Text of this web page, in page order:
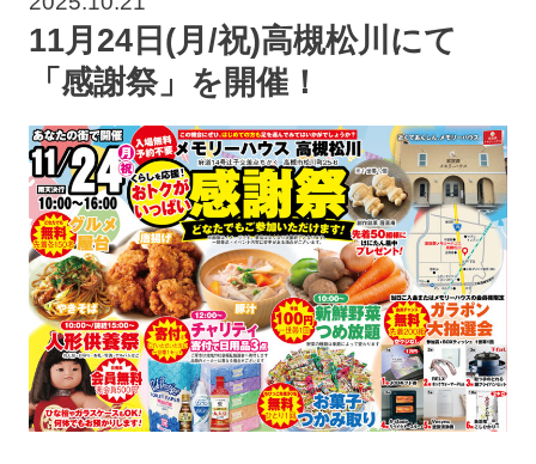
11月24日(月/祝)高槻松川にて
「感謝祭」を開催！